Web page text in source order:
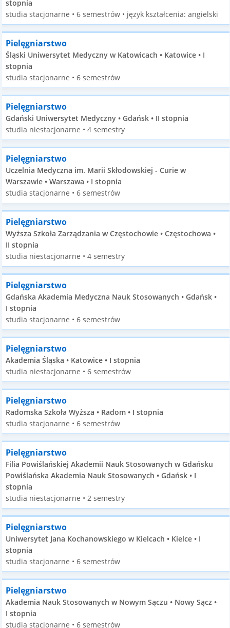
stopnia
studia stacjonarne • 6 semestrów • język kształcenia: angielski
Pielęgniarstwo
Śląski Uniwersytet Medyczny w Katowicach • Katowice • I
stopnia
studia stacjonarne • 6 semestrów
Pielęgniarstwo
Gdański Uniwersytet Medyczny • Gdańsk • II stopnia
studia niestacjonarne • 4 semestry
Pielęgniarstwo
Uczelnia Medyczna im. Marii Skłodowskiej - Curie w
Warszawie • Warszawa • I stopnia
studia stacjonarne • 6 semestrów
Pielęgniarstwo
Wyższa Szkoła Zarządzania w Częstochowie • Częstochowa •
II stopnia
studia niestacjonarne • 4 semestry
Pielęgniarstwo
Gdańska Akademia Medyczna Nauk Stosowanych • Gdańsk •
I stopnia
studia stacjonarne • 6 semestrów
Pielęgniarstwo
Akademia Śląska • Katowice • I stopnia
studia niestacjonarne • 6 semestrów
Pielęgniarstwo
Radomska Szkoła Wyższa • Radom • I stopnia
studia stacjonarne • 6 semestrów
Pielęgniarstwo
Filia Powiślańskiej Akademii Nauk Stosowanych w Gdańsku
Powiślańska Akademia Nauk Stosowanych • Gdańsk • I
stopnia
studia niestacjonarne • 2 semestry
Pielęgniarstwo
Uniwersytet Jana Kochanowskiego w Kielcach • Kielce • I
stopnia
studia stacjonarne • 6 semestrów
Pielęgniarstwo
Akademia Nauk Stosowanych w Nowym Sączu • Nowy Sącz •
I stopnia
studia stacjonarne • 6 semestrów